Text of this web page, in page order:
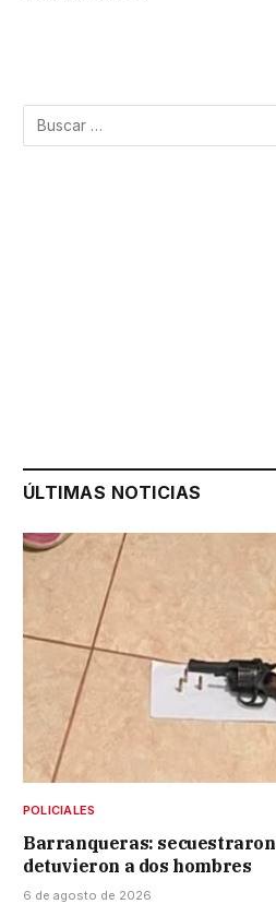
ÚLTIMAS NOTICIAS
POLICIALES
Barranqueras:
detuvieron a dos hombres
6 de agosto de 2026